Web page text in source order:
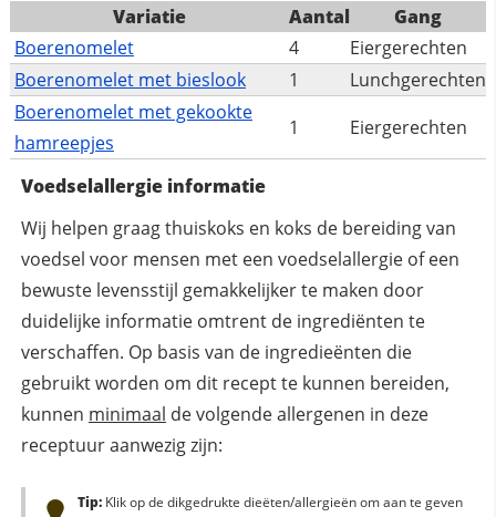
Variatie
Aantal
Gang
Boerenomelet
4
Eiergerechten
Boerenomelet met bieslook
1
Lunchgerechten
Boerenomelet met gekookte
hamreepjes
1 Eiergerechten
Voedselallergie informatie
Wij helpen graag thuiskoks en koks de bereiding van
voedsel voor mensen met een voedselallergie of een
bewuste levensstijl gemakkelijker te maken door
duidelijke informatie omtrent de ingrediënten te
verschaffen. Op basis van de ingredieënten die
gebruikt worden om dit recept te kunnen bereiden,
kunnen minimaal de volgende allergenen in deze
receptuur aanwezig zijn:
Tip:Klik op de dikgedrukte dieëten/allergieën om aan te geven